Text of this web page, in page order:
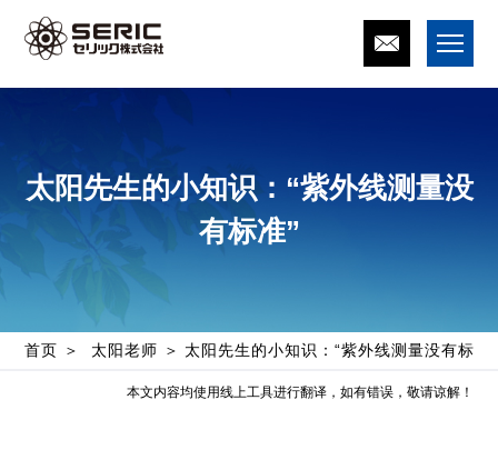
太阳先生的小知识：“紫外线测量没
有标准”
首页 太阳老师 太阳先生的小知识：“紫外线测量没有标准”
本文内容均使用线上工具进行翻译，如有错误，敬请谅解！